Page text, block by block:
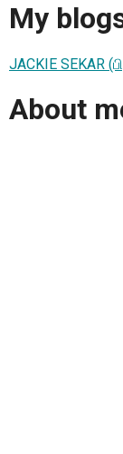
My
JACKIE SEKAR
About